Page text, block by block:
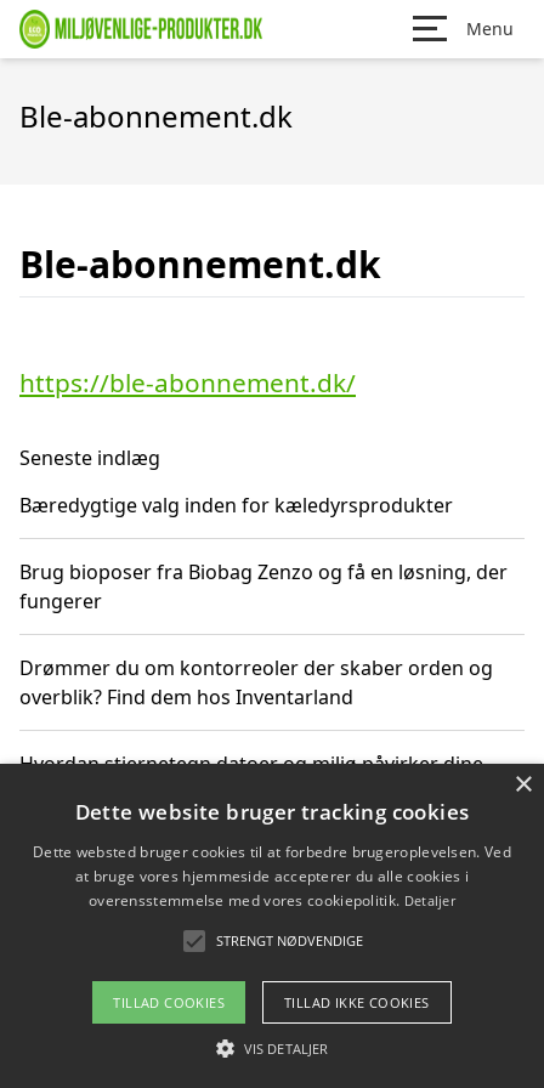
Menu
Ble-abonnement.dk
Ble-abonnement.dk
https://ble-abonnement.dk/
Seneste indlæg
Bæredygtige valg inden for kæledyrsprodukter
Brug bioposer fra Biobag Zenzo og få en løsning, der
fungerer
Drømmer du om kontorreoler der skaber orden og
overblik? Find dem hos Inventarland
Hvordan stjernetegn datoer og miljø påvirker dine
Bæredygtige gadgets til en grønnere hverdag
Om / kontakt
Blog Betingelser
×
Dette website bruger tracking cookies
Dette websted bruger cookies til at forbedre brugeroplevelsen. Ved
at bruge vores hjemmeside accepterer du alle cookies i
overensstemmelse med vores cookiepolitik. Detaljer
STRENGT NØDVENDIGE
TILLAD COOKIES TILLAD IKKE COOKIES
VIS DETALJER